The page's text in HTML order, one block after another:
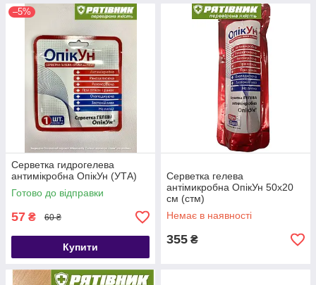
–5%
Серветка гидрогелева
антимікробна ОпікУн (УТА)
Готово до відправки
57 ₴ 60 ₴
Купити
Серветка гелева
антімикробна ОпікУн 50х20
см (стм)
Немає в наявності
355 ₴